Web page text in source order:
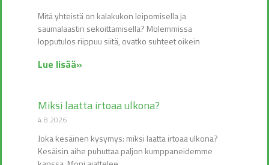
Mitä yhteistä on kalakukon leipomisella ja
saumalaastin sekoittamisella? Molemmissa
lopputulos riippuu siitä, ovatko suhteet oikein
Lue lisää»
Miksi laatta irtoaa ulkona?
4.8.2026
Joka kesäinen kysymys: miksi laatta irtoaa ulkona?
Kesäisin aihe puhuttaa paljon kumppaneidemme